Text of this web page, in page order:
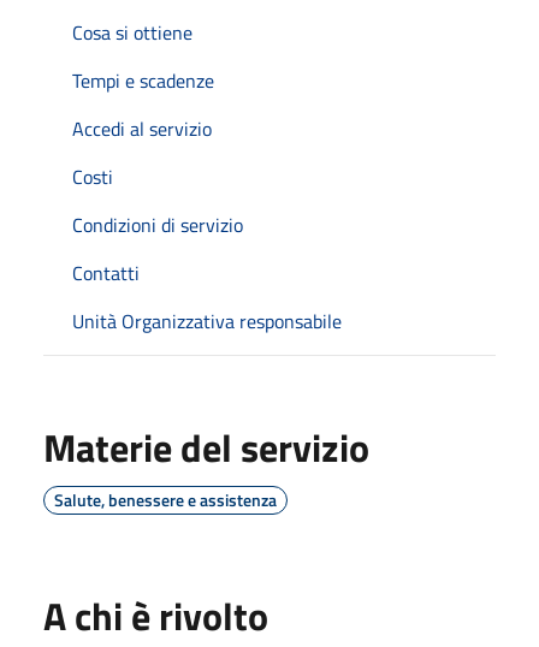
Cosa si ottiene
Tempi e scadenze
Accedi al servizio
Costi
Condizioni di servizio
Contatti
Unità Organizzativa responsabile
Materie del servizio
Salute, benessere e assistenza
A chi è rivolto